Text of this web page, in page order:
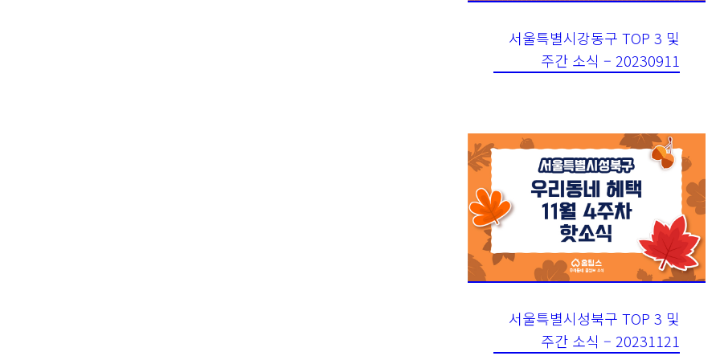
서울특별시강동구 TOP 3 및
주간 소식 – 20230911
서울특별시성북구 TOP 3 및
주간 소식 – 20231121